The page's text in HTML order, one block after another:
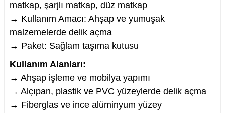
matkap, şarjlı matkap, düz matkap
→ Kullanım Amacı: Ahşap ve yumuşak
malzemelerde delik açma
→ Paket: Sağlam taşıma kutusu
Kullanım Alanları:
→ Ahşap işleme ve mobilya yapımı
→ Alçıpan, plastik ve PVC yüzeylerde delik açma
→ Fiberglas ve ince alüminyum yüzey